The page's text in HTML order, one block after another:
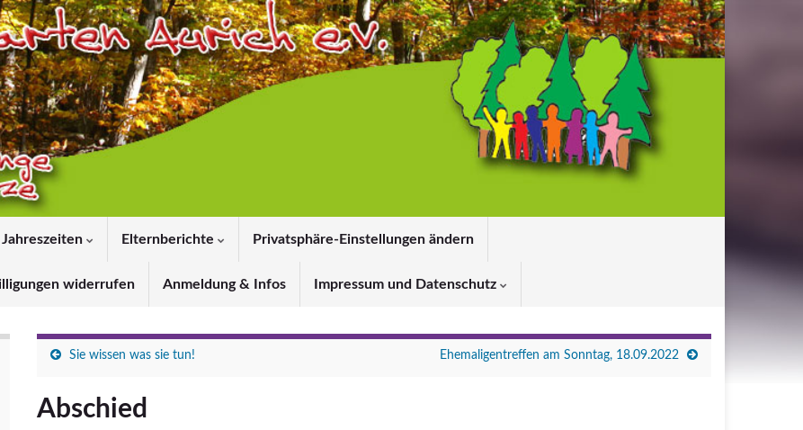
Jahreszeiten Elternberichte Privatsphäre-Einstellungen ändern
widerrufen Anmeldung & Infos Impressum und Datenschutz
Sie wissen was sie tun! Ehemaligentreffen am Sonntag, 18.09.2022
Abschied